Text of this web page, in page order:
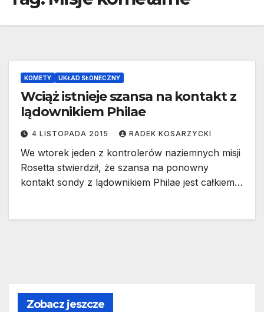
KOMETY UKŁAD SŁONECZNY
Wciąż istnieje szansa na kontakt z
lądownikiem Philae
4 LISTOPADA 2015 RADEK KOSARZYCKI
We wtorek jeden z kontrolerów naziemnych misji
Rosetta stwierdził, że szansa na ponowny
kontakt sondy z lądownikiem Philae jest całkiem…
Zobacz jeszcze